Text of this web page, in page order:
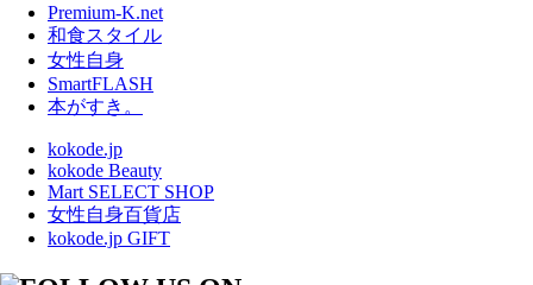
Premium-K.net
和食スタイル
女性自身
SmartFLASH
本がすき。
kokode.jp
kokode Beauty
Mart SELECT SHOP
女性自身百貨店
kokode.jp GIFT